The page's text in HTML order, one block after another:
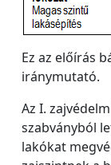
Ez az előírás
iránymutató.
Az I.
szabványból
lakókat